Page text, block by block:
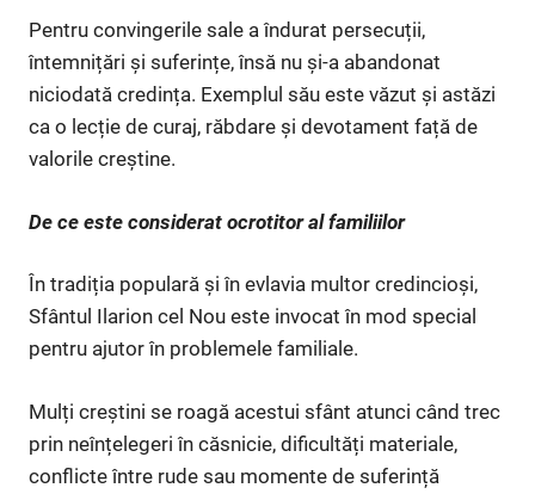
Pentru convingerile sale a îndurat persecuții,
întemnițări și suferințe, însă nu și-a abandonat
niciodată credința. Exemplul său este văzut și astăzi
ca o lecție de curaj, răbdare și devotament față de
valorile creștine.
De ce este considerat ocrotitor al familiilor
În tradiția populară și în evlavia multor credincioși,
Sfântul Ilarion cel Nou este invocat în mod special
pentru ajutor în problemele familiale.
Mulți creștini se roagă acestui sfânt atunci când trec
prin neînțelegeri în căsnicie, dificultăți materiale,
conflicte între rude sau momente de suferință